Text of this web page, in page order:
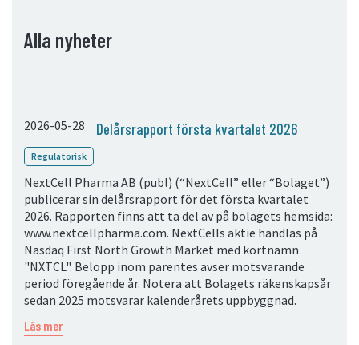
Alla nyheter
2026-05-28 Delårsrapport första kvartalet 2026
Regulatorisk
NextCell Pharma AB (publ) (“NextCell” eller “Bolaget”)
publicerar sin delårsrapport för det första kvartalet
2026. Rapporten finns att ta del av på bolagets hemsida:
www.nextcellpharma.com. NextCells aktie handlas på
Nasdaq First North Growth Market med kortnamn
"NXTCL". Belopp inom parentes avser motsvarande
period föregående år. Notera att Bolagets räkenskapsår
sedan 2025 motsvarar kalenderårets uppbyggnad.
Läs mer